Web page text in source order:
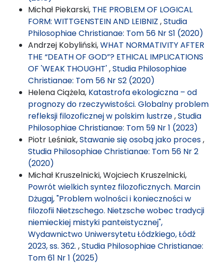
Michał Piekarski, THE PROBLEM OF LOGICAL
FORM: WITTGENSTEIN AND LEIBNIZ ,Studia
Philosophiae Christianae: Tom 56 Nr S1 (2020)
Andrzej Kobyliński,WHAT NORMATIVITY AFTER
THE “DEATH OF GOD”? ETHICAL IMPLICATIONS
OF 'WEAK THOUGHT',Studia Philosophiae
Christianae: Tom 56 Nr S2 (2020)
Helena Ciążela, Katastrofa ekologiczna – od
prognozy do rzeczywistości. Globalny problem
refleksji filozoficznej w polskim lustrze,Studia
Philosophiae Christianae: Tom 59 Nr 1 (2023)
Piotr Leśniak,Stawanie się osobą jako proces,
Studia Philosophiae Christianae: Tom 56 Nr 2
(2020)
Michał Kruszelnicki, Wojciech Kruszelnicki,
Powrót wielkich syntez filozoficznych. Marcin
Dżugaj, "Problem wolności i konieczności w
filozofii Nietzschego. Nietzsche wobec tradycji
niemieckiej mistyki panteistycznej",
Wydawnictwo Uniwersytetu Łódzkiego, Łódź
2023, ss. 362. ,Studia Philosophiae Christianae:
Tom 61 Nr 1 (2025)